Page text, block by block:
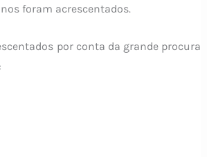
foram acrescentados.
por conta da grande procura